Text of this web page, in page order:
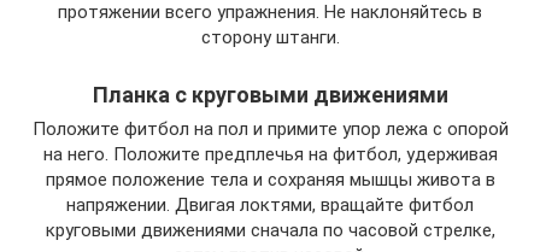
протяжении всего упражнения. Не наклоняйтесь в
сторону штанги.
Планка с круговыми движениями
Положите фитбол на пол и примите упор лежа с опорой
на него. Положите предплечья на фитбол, удерживая
прямое положение тела и сохраняя мышцы живота в
напряжении. Двигая локтями, вращайте фитбол
круговыми движениями сначала по часовой стрелке,